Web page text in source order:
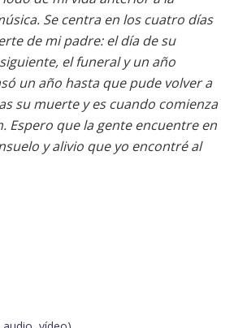
Se centra en los cuatro días
de mi padre: el día de su
el funeral y un año
un año hasta que pude volver a
su muerte y es cuando comienza
Espero que la gente encuentre en
y alivio que yo encontré al